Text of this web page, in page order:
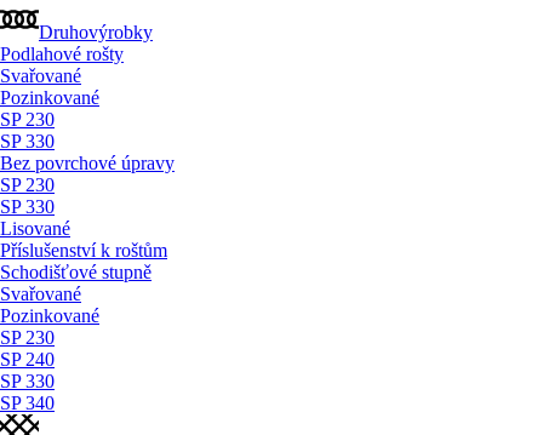
Druhovýrobky
Podlahové rošty
Svařované
Pozinkované
SP 230
SP 330
Bez povrchové úpravy
SP 230
SP 330
Lisované
Příslušenství k roštům
Schodišťové stupně
Svařované
Pozinkované
SP 230
SP 240
SP 330
SP 340